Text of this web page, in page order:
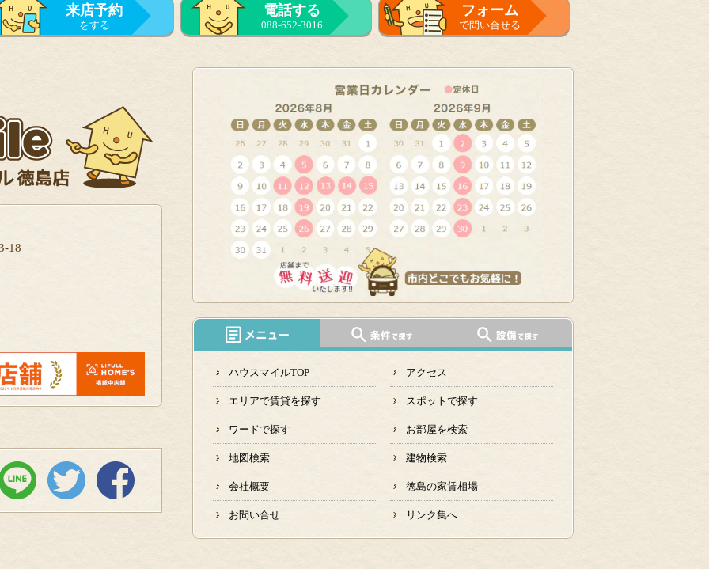
来店予約
をする
電話する
088-652-3016
フォーム
で問い合せる
18
ハウスマイルTOP アクセス
エリアで賃貸を探す スポットで探す
ワードで探す お部屋を検索
地図検索 建物検索
会社概要 徳島の家賃相場
お問い合せ リンク集へ